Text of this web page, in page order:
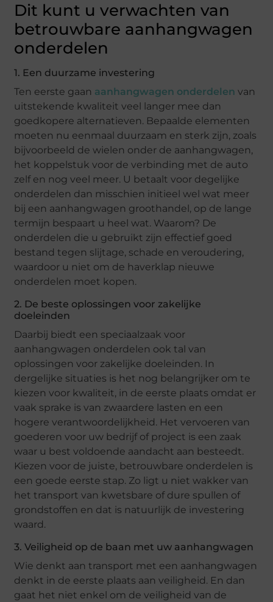
Dit kunt u verwachten van
betrouwbare aanhangwagen
onderdelen
1. Een duurzame investering
Ten eerste gaan aanhangwagen onderdelen van
uitstekende kwaliteit veel langer mee dan
goedkopere alternatieven. Bepaalde elementen
moeten nu eenmaal duurzaam en sterk zijn, zoals
bijvoorbeeld de wielen onder de aanhangwagen,
het koppelstuk voor de verbinding met de auto
zelf en nog veel meer. U betaalt voor degelijke
onderdelen dan misschien initieel wel wat meer
bij een aanhangwagen groothandel, op de lange
termijn bespaart u heel wat. Waarom? De
onderdelen die u gebruikt zijn effectief goed
bestand tegen slijtage, schade en veroudering,
waardoor u niet om de haverklap nieuwe
onderdelen moet kopen.
2. De beste oplossingen voor zakelijke
doeleinden
Daarbij biedt een speciaalzaak voor
aanhangwagen onderdelen ook tal van
oplossingen voor zakelijke doeleinden. In
dergelijke situaties is het nog belangrijker om te
kiezen voor kwaliteit, in de eerste plaats omdat er
vaak sprake is van zwaardere lasten en een
hogere verantwoordelijkheid. Het vervoeren van
goederen voor uw bedrijf of project is een zaak
waar u best voldoende aandacht aan besteedt.
Kiezen voor de juiste, betrouwbare onderdelen is
een goede eerste stap. Zo ligt u niet wakker van
het transport van kwetsbare of dure spullen of
grondstoffen en dat is natuurlijk de investering
waard.
3. Veiligheid op de baan met uw aanhangwagen
Wie denkt aan transport met een aanhangwagen
denkt in de eerste plaats aan veiligheid. En dan
gaat het niet enkel om de veiligheid van de